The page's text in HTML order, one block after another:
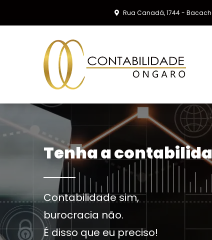
Rua Canadá, 1744 -
Tenha a
Contabilidade sim,
burocracia não.
É disso que eu preciso!